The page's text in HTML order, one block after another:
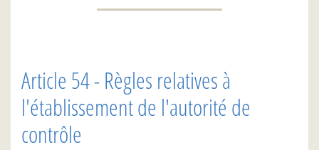
Article 54 - Règles relatives à
l'établissement de l'autorité de
contrôle